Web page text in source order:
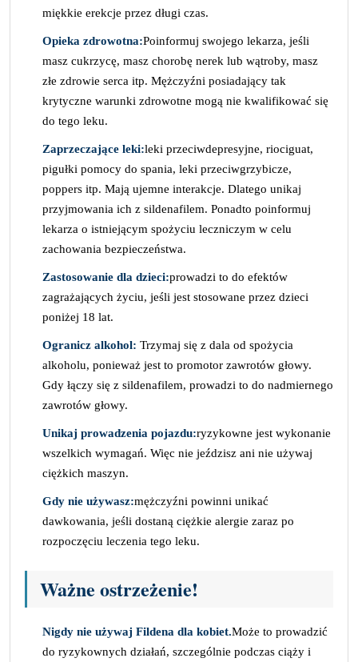
miękkie erekcje przez długi czas.
Opieka zdrowotna:Poinformuj swojego lekarza, jeśli
masz cukrzycę, masz chorobę nerek lub wątroby, masz
złe zdrowie serca itp. Mężczyźni posiadający tak
krytyczne warunki zdrowotne mogą nie kwalifikować się
do tego leku.
Zaprzeczające leki:leki przeciwdepresyjne, riociguat,
pigułki pomocy do spania, leki przeciwgrzybicze,
poppers itp. Mają ujemne interakcje. Dlatego unikaj
przyjmowania ich z sildenafilem. Ponadto poinformuj
lekarza o istniejącym spożyciu leczniczym w celu
zachowania bezpieczeństwa.
Zastosowanie dla dzieci:prowadzi to do efektów
zagrażających życiu, jeśli jest stosowane przez dzieci
poniżej 18 lat.
Ogranicz alkohol: Trzymaj się z dala od spożycia
alkoholu, ponieważ jest to promotor zawrotów głowy.
Gdy łączy się z sildenafilem, prowadzi to do nadmiernego
zawrotów głowy.
Unikaj prowadzenia pojazdu:ryzykowne jest wykonanie
wszelkich wymagań. Więc nie jeździsz ani nie używaj
ciężkich maszyn.
Gdy nie używasz:mężczyźni powinni unikać
dawkowania, jeśli dostaną ciężkie alergie zaraz po
rozpoczęciu leczenia tego leku.
Ważne ostrzeżenie!
Nigdy nie używaj Fildena dla kobiet.Może to prowadzić
do ryzykownych działań, szczególnie podczas ciąży i